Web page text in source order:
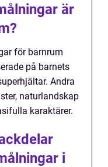
är
för barnrum
på barnets
Andra
naturlandskap
karaktärer.
i